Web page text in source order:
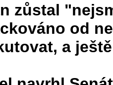
zůstal
od
a